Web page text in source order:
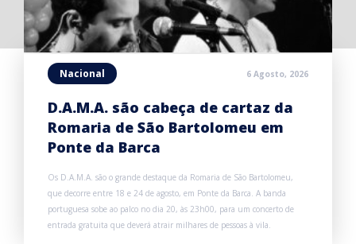
Nacional 6 Agosto, 2026
D.A.M.A. são cabeça de cartaz da
Romaria de São Bartolomeu em
Ponte da Barca
Os D.A.M.A. são o grande destaque da Romaria de São Bartolomeu,
que decorre entre 18 e 24 de agosto, em Ponte da Barca. A banda
portuguesa sobe ao palco no dia 20, às 23h00, para um concerto de
entrada gratuita que deverá atrair milhares de pessoas à vila.